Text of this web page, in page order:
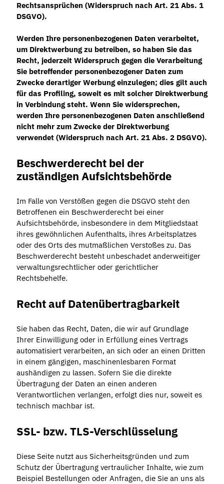
Rechtsansprüchen (Widerspruch nach Art. 21 Abs. 1
DSGVO).
Werden Ihre personenbezogenen Daten verarbeitet,
um Direktwerbung zu betreiben, so haben Sie das
Recht, jederzeit Widerspruch gegen die Verarbeitung
Sie betreffender personenbezogener Daten zum
Zwecke derartiger Werbung einzulegen; dies gilt auch
für das Profiling, soweit es mit solcher Direktwerbung
in Verbindung steht. Wenn Sie widersprechen,
werden Ihre personenbezogenen Daten anschließend
nicht mehr zum Zwecke der Direktwerbung
verwendet (Widerspruch nach Art. 21 Abs. 2 DSGVO).
Beschwerderecht bei der
zuständigen Aufsichtsbehörde
Im Falle von Verstößen gegen die DSGVO steht den
Betroffenen ein Beschwerderecht bei einer
Aufsichtsbehörde, insbesondere in dem Mitgliedstaat
ihres gewöhnlichen Aufenthalts, ihres Arbeitsplatzes
oder des Orts des mutmaßlichen Verstoßes zu. Das
Beschwerderecht besteht unbeschadet anderweitiger
verwaltungsrechtlicher oder gerichtlicher
Rechtsbehelfe.
Recht auf Datenübertragbarkeit
Sie haben das Recht, Daten, die wir auf Grundlage
Ihrer Einwilligung oder in Erfüllung eines Vertrags
automatisiert verarbeiten, an sich oder an einen Dritten
in einem gängigen, maschinenlesbaren Format
aushändigen zu lassen. Sofern Sie die direkte
Übertragung der Daten an einen anderen
Verantwortlichen verlangen, erfolgt dies nur, soweit es
technisch machbar ist.
SSL- bzw. TLS-Verschlüsselung
Diese Seite nutzt aus Sicherheitsgründen und zum
Schutz der Übertragung vertraulicher Inhalte, wie zum
Beispiel Bestellungen oder Anfragen, die Sie an uns als